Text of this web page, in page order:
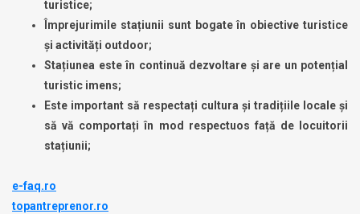
turistice;
Împrejurimile stațiunii sunt bogate în obiective turistice
și activități outdoor;
Stațiunea este în continuă dezvoltare și are un potențial
turistic imens;
Este important să respectați cultura și tradițiile locale și
să vă comportați în mod respectuos față de locuitorii
stațiunii;
e-faq.ro
topantreprenor.ro